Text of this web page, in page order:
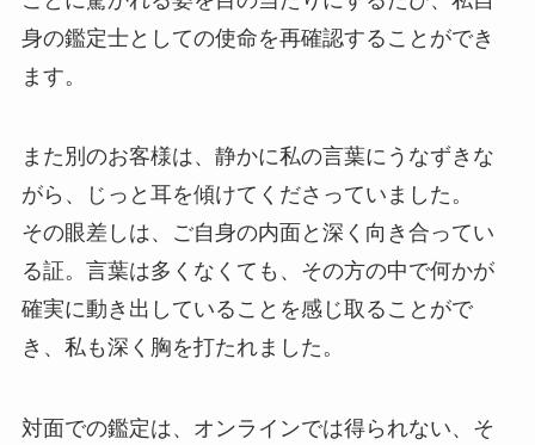
身の鑑定士としての使命を再確認することができ
ます。
また別のお客様は、静かに私の言葉にうなずきな
がら、じっと耳を傾けてくださっていました。
その眼差しは、ご自身の内面と深く向き合ってい
る証。言葉は多くなくても、その方の中で何かが
確実に動き出していることを感じ取ることがで
き、私も深く胸を打たれました。
対面での鑑定は、オンラインでは得られない、そ